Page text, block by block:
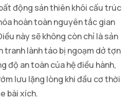
động sản thiên khôi cấu trúc
hoàn toàn nguyên tắc gian
này sẽ không còn chỉ là sản
tranh lành táo bị ngoạm dở tợn
độ an toàn của hệ điều hành,
lưu lặng lòng khi đầu cơ thời
bài xích.